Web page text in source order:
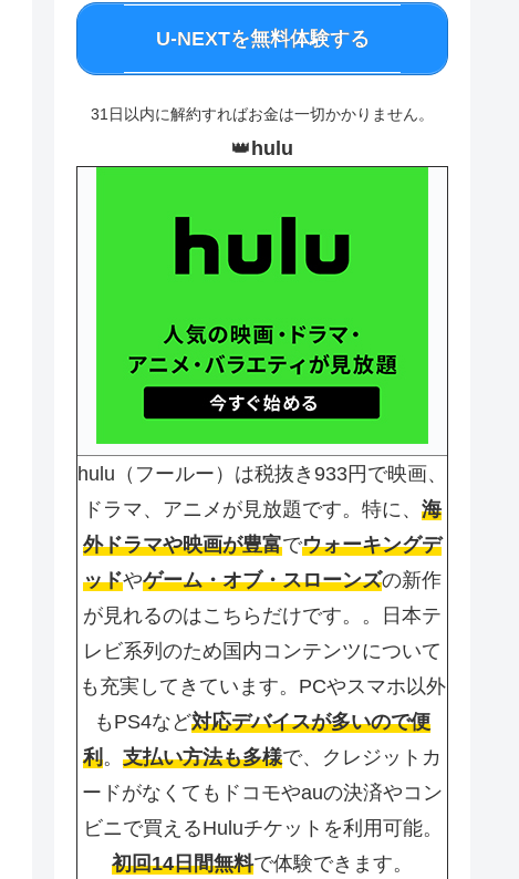
U-NEXTを無料体験する
31日以内に解約すればお金は一切かかりません。
👑hulu
hulu（フールー）は税抜き933円で映画、
ドラマ、アニメが見放題です。特に、 海
外ドラマや映画が豊富でウォーキングデ
ッドやゲーム・オブ・スローンズの新作
が見れるのはこちらだけです。。日本テ
レビ系列のため国内コンテンツについて
も充実してきています。PCやスマホ以外
もPS4など対応デバイスが多いので便
利。 支払い方法も多様で、クレジットカ
ードがなくてもドコモやauの決済やコン
ビニで買えるHuluチケットを利用可能。
初回14日間無料で体験できます。